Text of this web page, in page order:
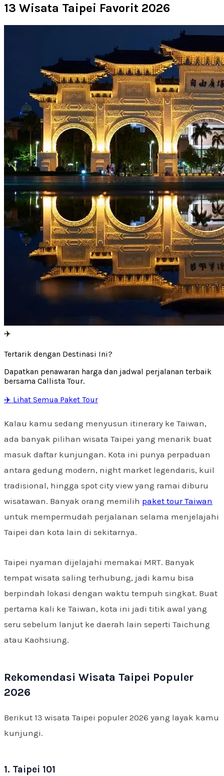
13 Wisata Taipei Favorit 2026
✈️
Tertarik dengan Destinasi Ini?
Dapatkan penawaran harga dan jadwal perjalanan terbaik
bersama Callista Tour.
✈️ Lihat Semua Paket Tour
Kalau kamu sedang menyusun itinerary ke Taiwan,
ada banyak pilihan wisata Taipei yang menarik buat
masuk daftar kunjungan. Kota ini punya perpaduan
antara gedung modern, night market legendaris, kuil
tradisional, hingga spot city view yang ramai diburu
wisatawan. Banyak orang memilih paket tour Taiwan
untuk mempermudah perjalanan selama menjelajahi
Taipei dan kota lain di sekitarnya.
Taipei nyaman dijelajahi memakai MRT. Banyak
tempat wisata saling terhubung, jadi kamu bisa
berpindah lokasi dengan waktu tempuh singkat. Buat
pertama kali ke Taiwan, kota ini jadi titik awal yang
seru sebelum lanjut ke daerah lain seperti Taichung
atau Kaohsiung.
Rekomendasi Wisata Taipei Populer
2026
Berikut 13 wisata Taipei populer 2026 yang layak kamu
kunjungi.
1. Taipei 101